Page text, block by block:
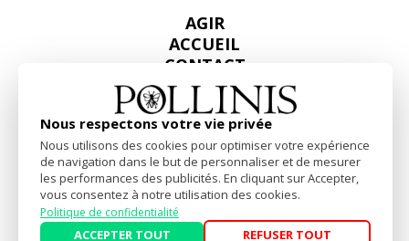
AGIR
ACCUEIL
CONTACT
PRESSE
RAPPORTS & BILANS
FacebookLinkedinInstagram
Mentions Légales -Politique de confidentialité
Website byakiprod
Nous respectons votre vie privée
Nous utilisons des cookies pour optimiser votre expérience
de navigation dans le but de personnaliser et de mesurer
les performances des publicités. En cliquant sur Accepter,
vous consentez à notre utilisation des cookies.
Politique de confidentialité
ACCEPTER TOUT REFUSER TOUT